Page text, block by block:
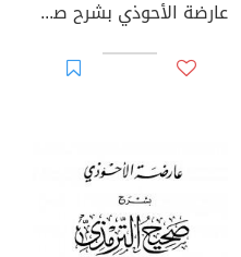
عارضة الأحوذي بشرح صحيح الترمذي - الجزء السابع: النذور والأيمان - الأطعمة